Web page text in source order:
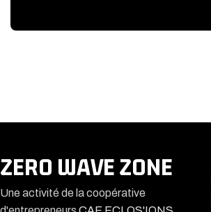
ZERO WAVE ZONE
Une activité de la coopérative